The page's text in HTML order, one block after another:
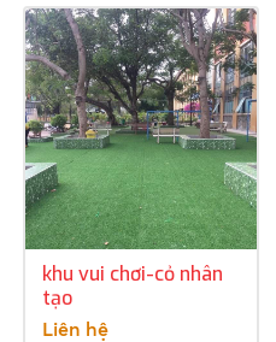
khu vui chơi-cỏ nhân
tạo
Liên hệ